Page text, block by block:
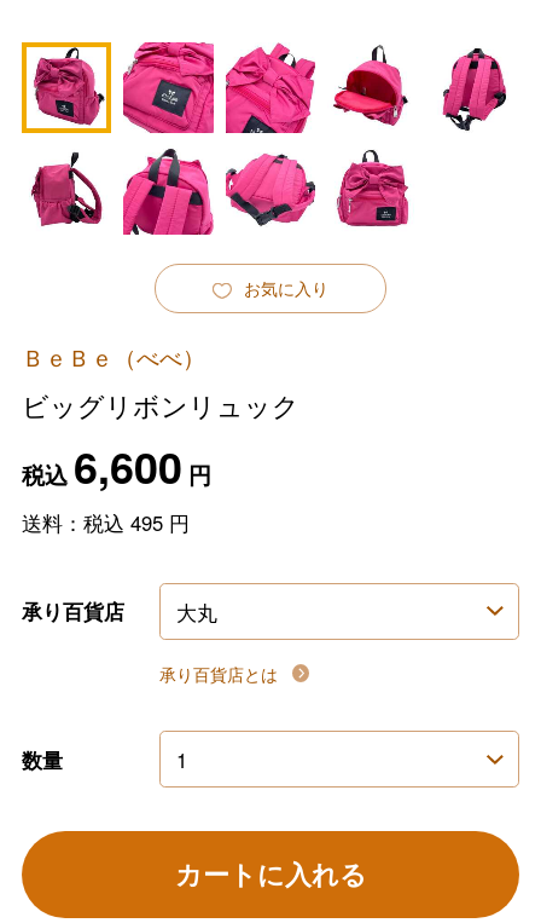
お気に入り
ＢｅＢｅ（べべ）
ビッグリボンリュック
税込6,600 円
送料：税込 495円
承り百貨店
承り百貨店とは
数量
カートに入れる